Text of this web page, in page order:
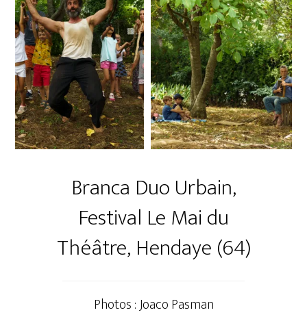
Branca Duo Urbain,
Festival Le Mai du
Théâtre, Hendaye (64)
Photos : Joaco Pasman